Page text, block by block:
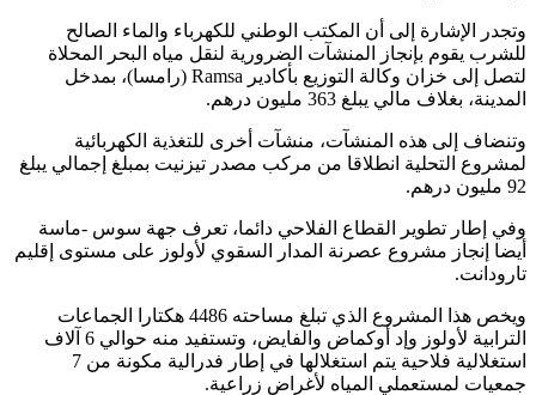
وتجدر الإشارة إلى أن المكتب الوطني للكهرباء والماء الصالح
للشرب يقوم بإنجاز المنشآت الضرورية لنقل مياه البحر المحلاة
لتصل إلى خزان وكالة التوزيع بأكادير Ramsa (رامسا)، بمدخل
المدينة، بغلاف مالي يبلغ 363 مليون درهم.
وتنضاف إلى هذه المنشآت، منشآت أخرى للتغذية الكهربائية
لمشروع التحلية انطلاقا من مركب مصدر تيزنيت بمبلغ إجمالي يبلغ
92 مليون درهم.
وفي إطار تطوير القطاع الفلاحي دائما، تعرف جهة سوس -ماسة
أيضا إنجاز مشروع عصرنة المدار السقوي لأولوز على مستوى إقليم
تارودانت.
ويخص هذا المشروع الذي تبلغ مساحته 4486 هكتارا الجماعات
الترابية لأولوز وإد أوكماض والفايض، وتستفيد منه حوالي 6 آلاف
استغلالية فلاحية يتم استغلالها في إطار فدرالية مكونة من 7
جمعيات لمستعملي المياه لأغراض زراعية.